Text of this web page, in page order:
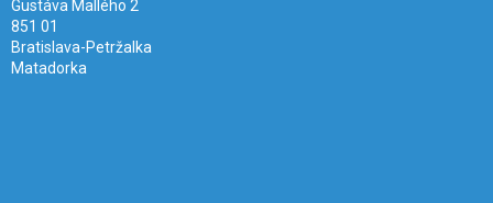
Gustáva Mallého 2
851 01
Bratislava-Petržalka
Matadorka